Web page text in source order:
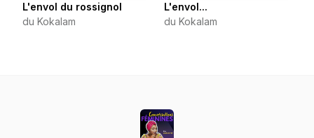
L'envol du rossignol
du Kokalam
L'envol...
du Kokalam